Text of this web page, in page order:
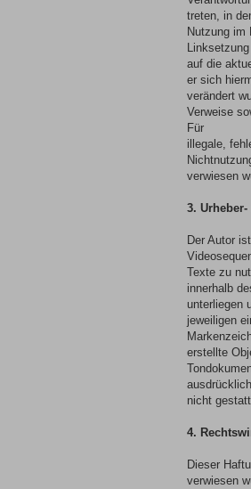
treten, in
Nutzung im
auf die
er sich
verändert
Verweise
Für
illegale,
verwiesen
3.
Der Autor
Texte zu
innerhalb
unterliegen
jeweiligen
erstellte
nicht
4.
Dieser
verwiesen